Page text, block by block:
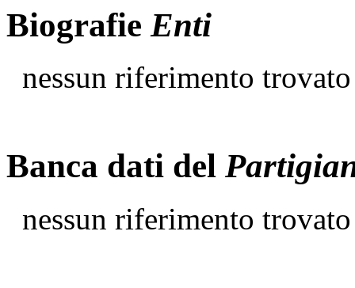
Biografie Enti
nessun riferimento trovato
Banca dati del
nessun riferimento trovato